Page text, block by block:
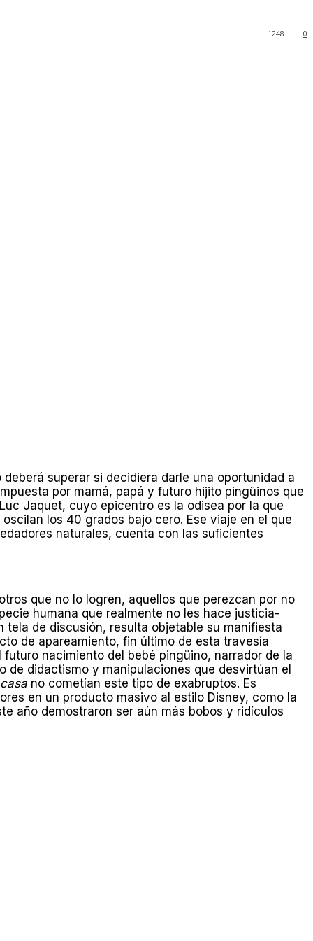
0
1248
superar si decidiera darle una oportunidad a
por mamá, papá y futuro hijito pingüinos que
Jaquet, cuyo epicentro es la odisea por la que
los 40 grados bajo cero. Ese viaje en el que
naturales, cuenta con las suficientes
que no lo logren, aquellos que perezcan por no
humana que realmente no les hace justicia-
de discusión, resulta objetable su manifiesta
de apareamiento, fin último de esta travesía
nacimiento del bebé pingüino, narrador de la
de didactismo y manipulaciones que desvirtúan el
no cometían este tipo de exabruptos. Es
en un producto masivo al estilo Disney, como la
año demostraron ser aún más bobos y ridículos